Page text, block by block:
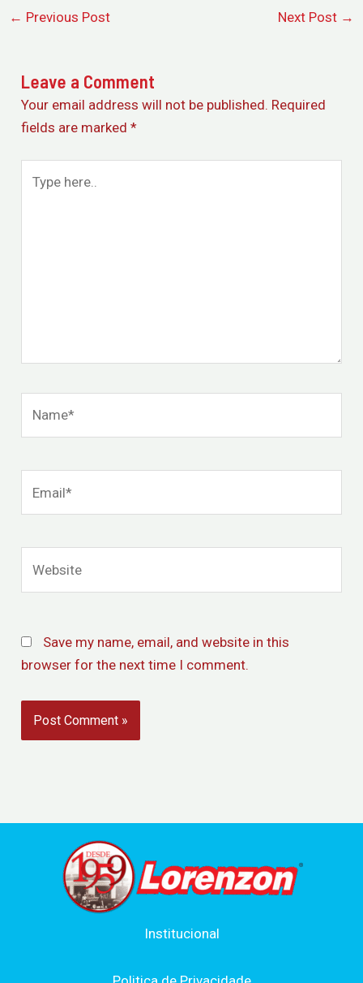
← Previous Post Next Post →
Leave a Comment
Your email address will not be published. Required
fields are marked*
here..
Save my name, email, and website in this
browser for the next time I comment.
Institucional